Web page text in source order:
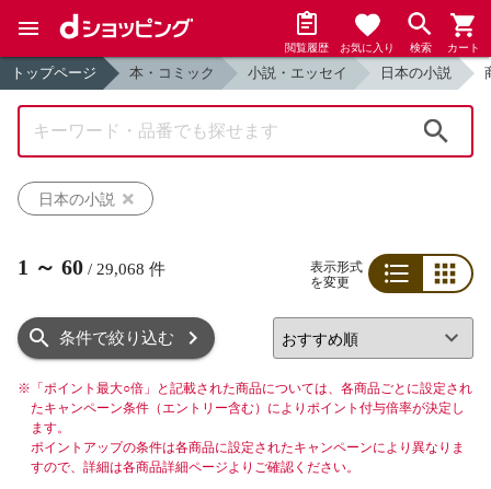
閲覧履歴 お気に入り 検索 カート
トップページ 本・コミック 小説・エッセイ 日本の小説
日本の小説
1 ～ 60 / 29,068 件
表示形式
を変更
条件で絞り込む
※ 「ポイント最大○倍」と記載された商品については、各商品ごとに設定され
たキャンペーン条件（エントリー含む）によりポイント付与倍率が決定し
ます。
ポイントアップの条件は各商品に設定されたキャンペーンにより異なりま
すので、詳細は各商品詳細ページよりご確認ください。